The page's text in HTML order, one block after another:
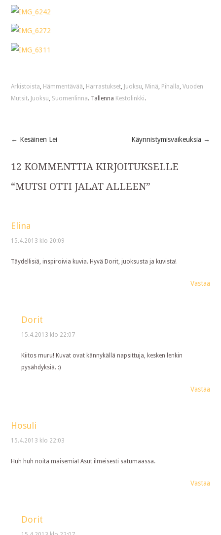
Arkistoista Hämmentävää Harrastukset Juoksu Minä Pihalla ,Vuoden
Mutsit. Juoksu Suomenlinna. Tallenna Kestolinkki.
Post
navigation
← Kesäinen Lei Käynnistymisvaikeuksia →
12 KOMMENTTIA KIRJOITUKSELLE
“MUTSI OTTI JALAT ALLEEN”
Elina
15.4.2013 klo 20:09
Täydellisiä, inspiroivia kuvia. Hyvä Dorit, juoksusta ja kuvista!
Vastaa
Dorit
15.4.2013 klo 22:07
Kiitos muru! Kuvat ovat kännykällä napsittuja, kesken lenkin
pysähdyksiä. :)
Vastaa
Hosuli
15.4.2013 klo 22:03
Huh huh noita maisemia! Asut ilmeisesti satumaassa.
Vastaa
Dorit